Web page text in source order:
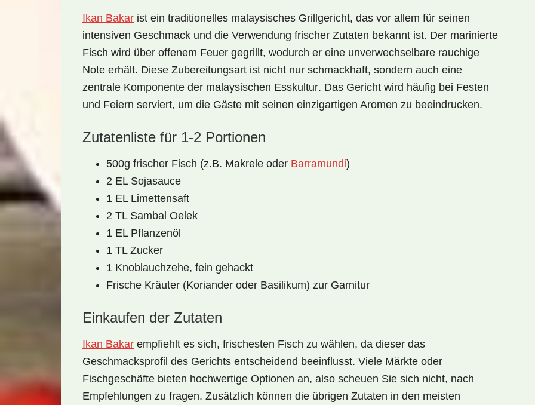
Ikan Bakar ist ein traditionelles malaysisches Grillgericht, das vor allem für seinen
intensiven Geschmack und die Verwendung frischer Zutaten bekannt ist. Der marinierte
Fisch wird über offenem Feuer gegrillt, wodurch er eine unverwechselbare rauchige
Note erhält. Diese Zubereitungsart ist nicht nur schmackhaft, sondern auch eine
zentrale Komponente der malaysischen Esskultur. Das Gericht wird häufig bei Festen
und Feiern serviert, um die Gäste mit seinen einzigartigen Aromen zu beeindrucken.
Zutatenliste für 1-2 Portionen
500g frischer Fisch (z.B. Makrele oder Barramundi)
2 EL Sojasauce
1 EL Limettensaft
2 TL Sambal Oelek
1 EL Pflanzenöl
1 TL Zucker
1 Knoblauchzehe, fein gehackt
Frische Kräuter (Koriander oder Basilikum) zur Garnitur
Einkaufen der Zutaten
Ikan Bakar empfiehlt es sich, frischesten Fisch zu wählen, da dieser das
Geschmacksprofil des Gerichts entscheidend beeinflusst. Viele Märkte oder
Fischgeschäfte bieten hochwertige Optionen an, also scheuen Sie sich nicht, nach
Empfehlungen zu fragen. Zusätzlich können die übrigen Zutaten in den meisten